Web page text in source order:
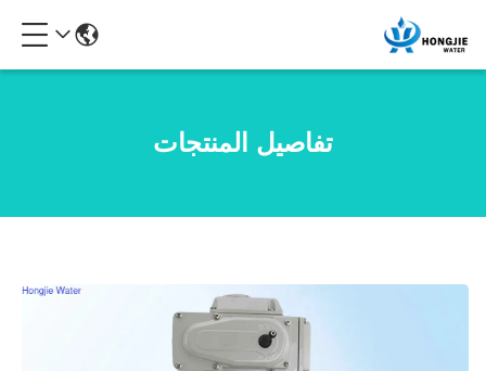
تفاصيل المنتجات